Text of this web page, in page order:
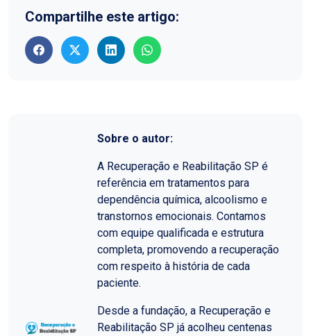
Compartilhe este artigo:
Sobre o autor:
A Recuperação e Reabilitação SP é
referência em tratamentos para
dependência química, alcoolismo e
transtornos emocionais. Contamos
com equipe qualificada e estrutura
completa, promovendo a recuperação
com respeito à história de cada
paciente.
Desde a fundação, a Recuperação e
Reabilitação SP já acolheu centenas